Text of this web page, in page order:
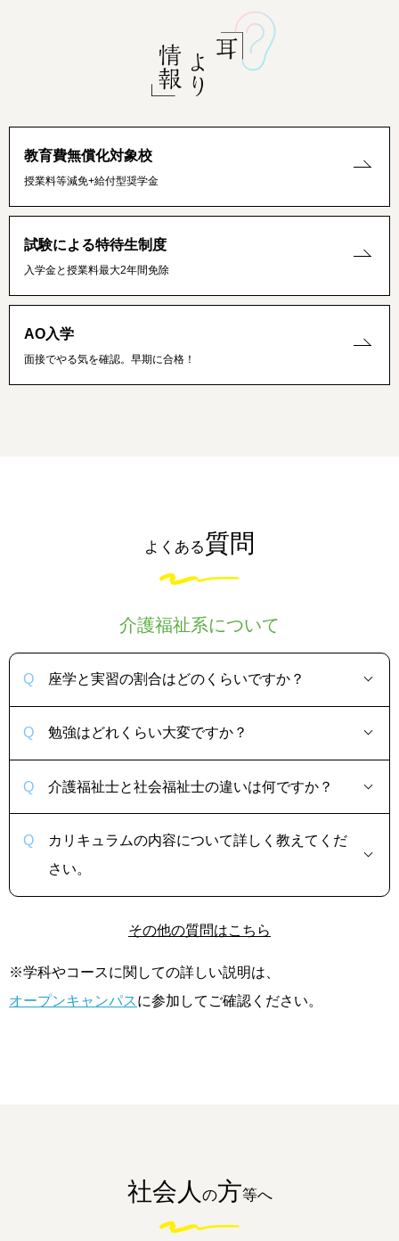
教育費無償化対象校
授業料等減免+給付型奨学金
試験による特待生制度
入学金と授業料最大2年間免除
AO入学
面接でやる気を確認。早期に合格！
よくある質問
介護福祉系について
座学と実習の割合はどのくらいですか？
勉強はどれくらい大変ですか？
介護福祉士と社会福祉士の違いは何ですか？
カリキュラムの内容について詳しく教えてくだ
さい。
その他の質問はこちら
※学科やコースに関しての詳しい説明は、
オープンキャンパスに参加してご確認ください。
社会人 の方等へ